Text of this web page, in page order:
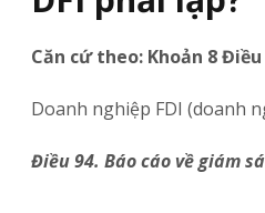
Căn cứ theo: Khoản 8
Doanh nghiệp FDI (doanh
Điều 94. Báo cáo về giám